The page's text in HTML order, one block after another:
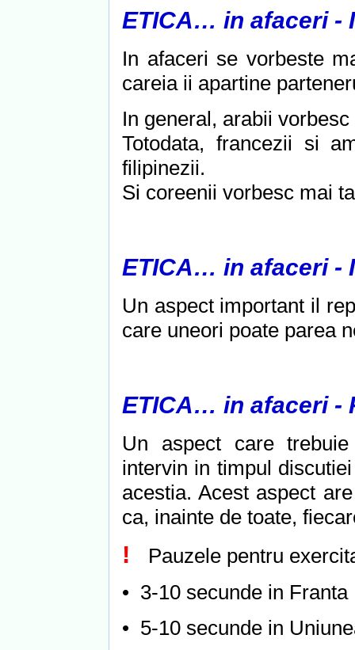
ETICA… in afaceri -
In afaceri se vorbeste
careia ii apartine
In general, arabii
Totodata, francezii si
filipinezii.
Si coreenii vorbesc mai
ETICA… in afaceri -
Un aspect important il
care uneori poate parea
ETICA… in afaceri -
Un aspect care
intervin in timpul
acestia. Acest aspect
ca, inainte de toate,
!
Pauzele pentru
• 3-10 secunde in Franta
• 5-10 secunde in